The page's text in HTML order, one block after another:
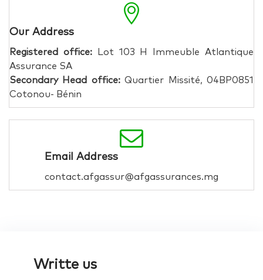
Our Address
Registered office:Lot 103 H Immeuble Atlantique
Assurance SA
Secondary Head office:Quartier Missité, 04BP0851
Cotonou- Bénin
Email Address
contact.afgassur@afgassurances.mg
Writte us